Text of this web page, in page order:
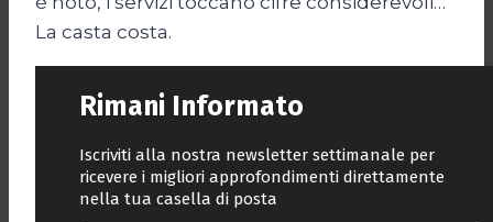
La casta costa.
Rimani Informato
Iscriviti alla nostra newsletter settimanale per
ricevere i migliori approfondimenti direttamente
nella tua casella di posta